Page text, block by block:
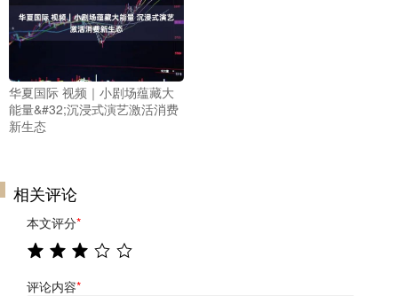
华夏国际 视频｜小剧场蕴藏大
能量&#32;沉浸式演艺激活消费
新生态
相关评论
本文评分*
评论内容*